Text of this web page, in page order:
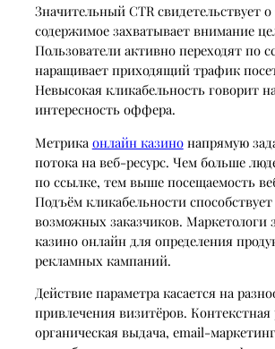
Значительный CTR свидетельствует
содержимое захватывает внимание
Пользователи активно переходят по
наращивает приходящий трафик
Невысокая кликабельность говорит
интересность оффера.
Метрика онлайн казинонапрямую
потока на веб-ресурс. Чем больше
по ссылке, тем выше посещаемость
Подъём кликабельности
возможных заказчиков. Маркетологи
казино онлайн для определения
рекламных кампаний.
Действие параметра касается на
привлечения визитёров. Контекстная
органическая выдача, email-